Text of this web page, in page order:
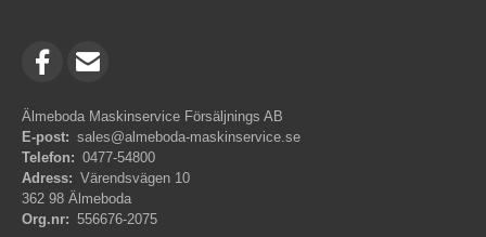
Älmeboda Maskinservice Försäljnings AB
E-post: sales@almeboda-maskinservice.se
Telefon: 0477-54800
Adress: Värendsvägen 10
362 98 Älmeboda
Org.nr: 556676-2075